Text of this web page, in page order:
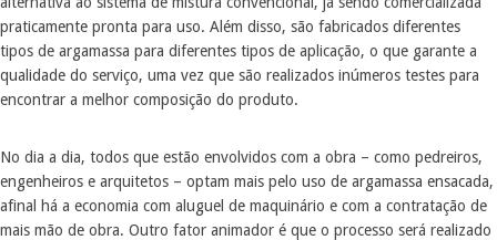
praticamente pronta para uso. Além disso, são fabricados diferentes
tipos de argamassa para diferentes tipos de aplicação, o que garante a
qualidade do serviço, uma vez que são realizados inúmeros testes para
encontrar a melhor composição do produto.
No dia a dia, todos que estão envolvidos com a obra – como pedreiros,
engenheiros e arquitetos – optam mais pelo uso de argamassa ensacada,
afinal há a economia com aluguel de maquinário e com a contratação de
mais mão de obra. Outro fator animador é que o processo será realizado